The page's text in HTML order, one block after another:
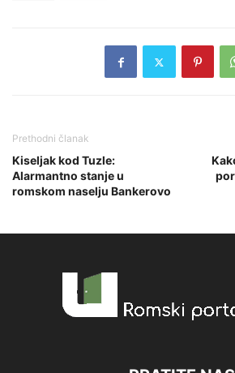
Prethodni članak
Kiseljak kod Tuzle:
Alarmantno stanje u
romskom naselju Bankerovo